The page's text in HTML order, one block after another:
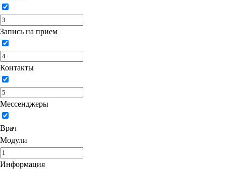
Запись на прием
Контакты
Мессенджеры
Врач
Модули
Информация